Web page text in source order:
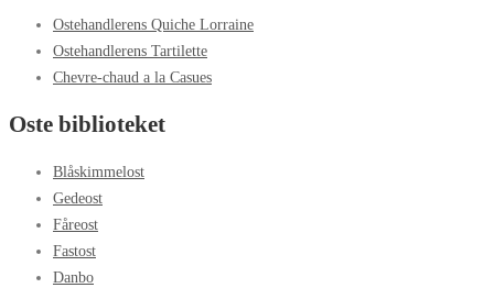
Ostehandlerens Quiche Lorraine
Ostehandlerens Tartilette
Chevre-chaud a la Casues
Oste biblioteket
Blåskimmelost
Gedeost
Fåreost
Fastost
Danbo